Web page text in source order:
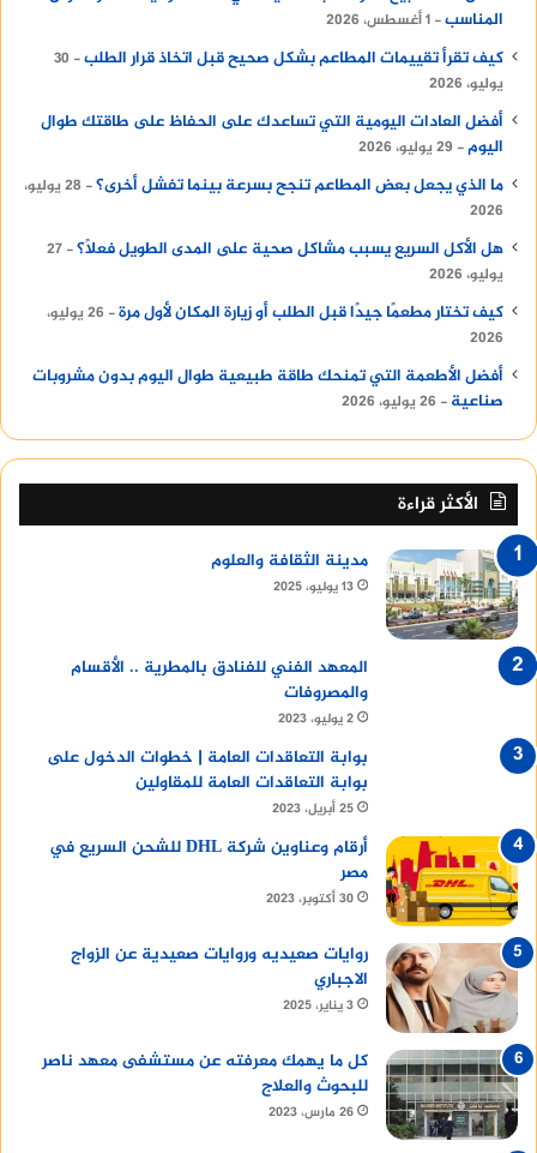
المناسب 1 أغسطس، 2026
كيف تقرأ تقييمات المطاعم بشكل صحيح قبل اتخاذ قرار الطلب
30
يوليو، 2026
أفضل العادات اليومية التي تساعدك على الحفاظ على طاقتك طوال
اليوم
29 يوليو، 2026
ما الذي يجعل بعض المطاعم تنجح بسرعة بينما تفشل أخرى؟
28 يوليو،
2026
هل الأكل السريع يسبب مشاكل صحية على المدى الطويل فعلًا؟ 27
يوليو، 2026
كيف تختار مطعمًا جيدًا قبل الطلب أو زيارة المكان لأول مرة
26 يوليو،
2026
أفضل الأطعمة التي تمنحك طاقة طبيعية طوال اليوم بدون مشروبات
صناعية
26 يوليو، 2026
الأكثر قراءة
مدينة الثقافة والعلوم
13 يوليو، 2025
المعهد الفني للفنادق بالمطرية .. الأقسام
والمصروفات
2 يوليو، 2023
بوابة التعاقدات العامة | خطوات الدخول على
بوابة التعاقدات العامة للمقاولين
25 أبريل، 2023
أرقام وعناوين شركة DHL للشحن السريع في
مصر
30 أكتوبر، 2023
روايات صعيديه وروايات صعيدية عن الزواج
الاجباري
3 يناير، 2025
كل ما يهمك معرفته عن مستشفى معهد ناصر
للبحوث والعلاج
26 مارس، 2023